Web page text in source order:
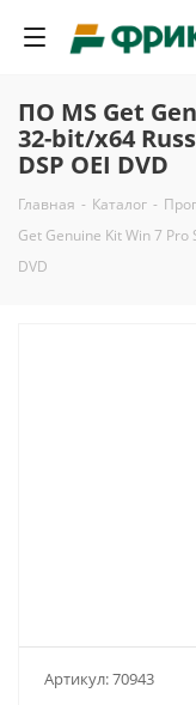
ПО MS Get
32-bit/x64
DSP OEI DVD
Главная - Каталог -
Get Genuine Kit Win 7 Pro
DVD
Артикул:70943